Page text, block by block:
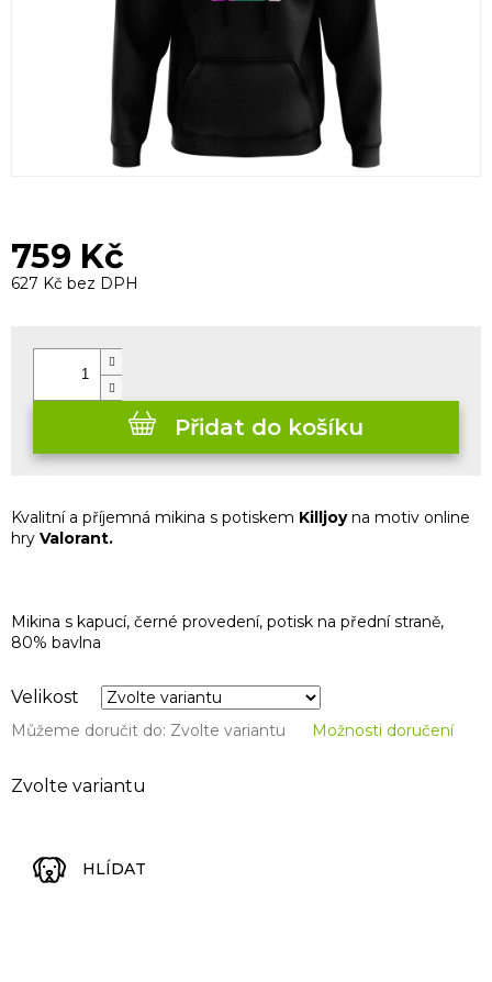
759 Kč
627 Kč bez DPH
Zvolte variantu
Velikost
Můžeme doručit do: Zvolte variantu Možnosti doručení
Přidat do košíku
Kvalitní a příjemná mikina s potiskem Killjoyna motiv online
hry Valorant.
Mikina s kapucí, černé provedení, potisk na přední straně,
80% bavlna
HLÍDAT